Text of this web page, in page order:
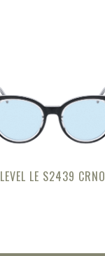
LEVEL LE S2439 CRNO